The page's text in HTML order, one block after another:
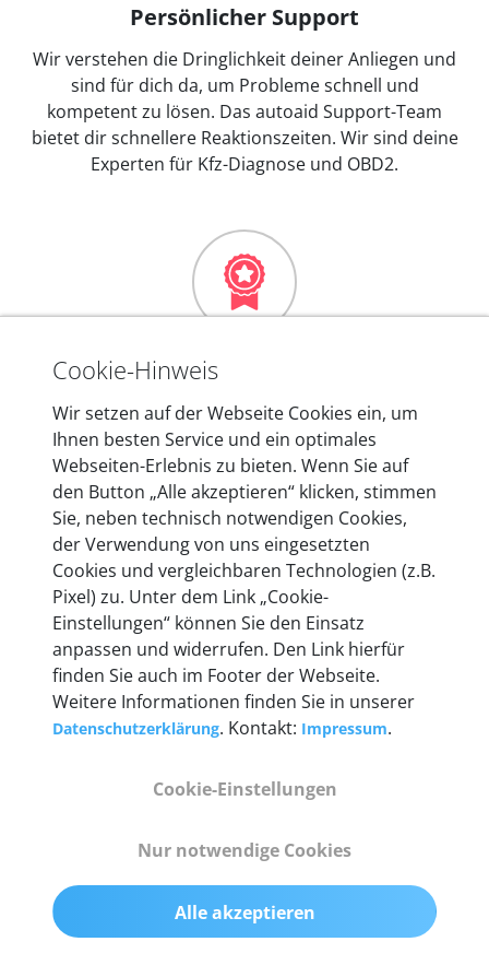
Persönlicher Support
Wir verstehen die Dringlichkeit deiner Anliegen und
sind für dich da, um Probleme schnell und
kompetent zu lösen. Das autoaid Support-Team
bietet dir schnellere Reaktionszeiten. Wir sind deine
Experten für Kfz-Diagnose und OBD2.
Mehr als 10 Jahre Erfahrung
In den Kfz-Diagnosegeräten von autoaid stecken
mehr als 10 Jahre Erfahrung, und auch in Zukunft
entwickeln wir unsere Produkte am Standort in
Berlin laufend weiter. Auf diese Qualität vertrauen
heute mehr als 60.000 Privatkunden und
Unternehmen.
Technische Details &
Lieferumfang
Abmessungen
Gewicht
200 g
Cookie-Hinweis
Wir setzen auf der Webseite Cookies ein, um
Ihnen besten Service und ein optimales
Webseiten-Erlebnis zu bieten. Wenn Sie auf
den Button „Alle akzeptieren“ klicken, stimmen
Sie, neben technisch notwendigen Cookies,
der Verwendung von uns eingesetzten
Cookies und vergleichbaren Technologien (z.B.
Pixel) zu. Unter dem Link „Cookie-
Einstellungen“ können Sie den Einsatz
anpassen und widerrufen. Den Link hierfür
finden Sie auch im Footer der Webseite.
Weitere Informationen finden Sie in unserer
Datenschutzerklärung. Kontakt: Impressum.
Cookie-Einstellungen
Nur notwendige Cookies
Alle akzeptieren